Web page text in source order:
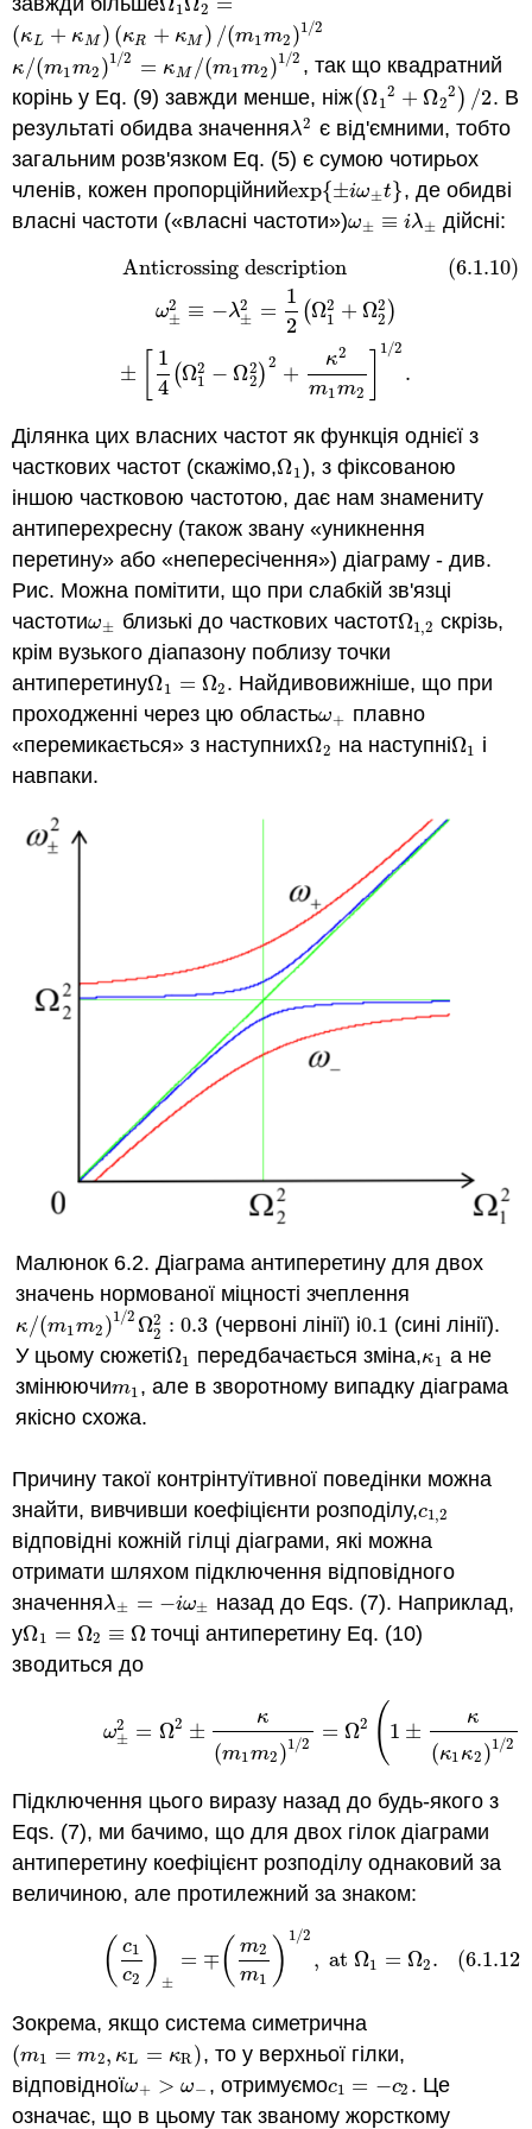
1 2
(κL + κM ) (κR + κM ) /(m1m2)1/2
(κL+κ M)(κR+κ M) /(m1 m2)1/2
κ/(m1m2)1/2 = κM /(m1m2)1/2
κ/(m1m2)1/2 =κ M/(m1m2)1/2
, так що квадратний
корінь у Eq. (9) завжди менше, ніж(Ω1
2 + Ω2
2 ) /2
(Ω12 +Ω22) / 2
. В
результаті обидва значенняλ2
λ2 є від'ємними, тобто
загальним розв'язком Eq. (5) є сумою чотирьох
членів, кожен пропорційнийexp{±iω±t}
exp{ ±iω±t}
, де обидві
власні частоти («власні частоти»)ω± ≡ iλ±
ω± ≡iλ± дійсні:
Anticrossing description
ω2
± ≡ −λ2
± =
1
2
(Ω2
1 + Ω2
2 )
±
1
4
(Ω2
1 − Ω2
2 ) 2 +
κ2
m1m2
1/2
.
(6.1.10)
Anticrossing descriptionω±2 2(Ω12+Ω
Ділянка цих власних частот як функція однієї з
часткових частот (скажімо,Ω1
Ω1), з фіксованою
іншою частковою частотою, дає нам знамениту
антиперехресну (також звану «уникнення
перетину» або «непересічення») діаграму - див.
Рис. Можна помітити, що при слабкій зв'язці
частотиω±
ω± близькі до часткових частотΩ1,2
Ω1 ,2скрізь,
крім вузького діапазону поблизу точки
антиперетинуΩ1 = Ω2
Ω1 =Ω2 . Найдивовижніше, що при
проходженні через цю областьω+
ω+ плавно
«перемикається» з наступнихΩ2
Ω2 на наступніΩ1
Ω1 і
навпаки.
Малюнок 6.2. Діаграма антиперетину для двох
значень нормованої міцності зчеплення
κ/(m1m2)1/2 Ω2
2 : 0.3
κ/(m1m2) 1/2 Ω2 2 :0.3 (червоні лінії) і0.1
0.1 (сині лінії).
У цьому сюжетіΩ1
Ω1 передбачається зміна,κ1
κ1 а не
змінюючиm1
m1, але в зворотному випадку діаграма
якісно схожа.
Причину такої контрінтуїтивної поведінки можна
знайти, вивчивши коефіцієнти розподілу,c1,2
c1,
відповідні кожній гілці діаграми, які можна
отримати шляхом підключення відповідного
значенняλ± = −iω±
λ±=− ω±
назад до Eqs. (7). Наприклад,
уΩ1 = Ω2 ≡ Ω
Ω1 =Ω2≡ Ω
точці антиперетину Eq. (10)
зводиться до
ω2
± = Ω2 ±
κ
(m1m2)1/2
= Ω2 ( 1 ±
κ
(κ1κ2 )1/2
±κ =Ω κ1
Підключення цього виразу назад до будь-якого з
Eqs. (7), ми бачимо, що для двох гілок діаграми
антиперетину коефіцієнт розподілу однаковий за
величиною, але протилежний за знаком:
( c1
c2 ) ±
= ∓( m2
m1 ) 1/2
, at Ω1 = Ω2. (6.1.12)
(6.1.12)( =∓(m2 m1
Зокрема, якщо система симетрична
(m1 = m2, κL = κR)
(m1 =m2,κL=κ R)
, то у верхньої гілки,
відповідноїω+ > ω−
ω+ >ω− , отримуємоc1 = −c2
c1 =− c2 . Це
означає, що в цьому так званому жорсткому